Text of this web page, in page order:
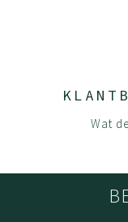
steeds verder
afgewerkt
hittebestendig
Wat